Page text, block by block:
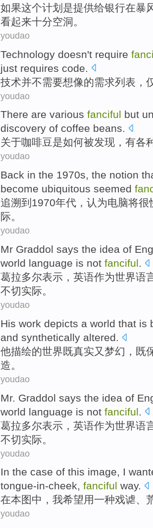
如果这个计划 是提供给银行在暴
看起来十分空洞。
youdao
Technology doesn't require
just requires code
技术并不需要想像的需求列表 ，
youdao
There are various fanciful but
discovery of coffee beans.
关于咖啡豆是如何被发现 ，有各
youdao
Back in the 1970s, the notion
become ubiquitous seemed
追溯到 1970年代 ，认为电脑将很
际。
youdao
Mr Graddol says the idea of
world language is not fanciful.
葛拉多尔表示 ， 英语作为世界语
不切实际。
youdao
His work depicts a world that is
and synthetically altered.
他描绘的世界既真实又 梦幻 ，既
造。
youdao
Mr. Graddol says the idea of
world language is not fanciful
葛拉多尔表示 ， 英语作为世界语
不切实际。
youdao
In the case of this image, I
tongue-in-cheek, fanciful way.
在本图中 ， 我希望用一种戏谑、
youdao